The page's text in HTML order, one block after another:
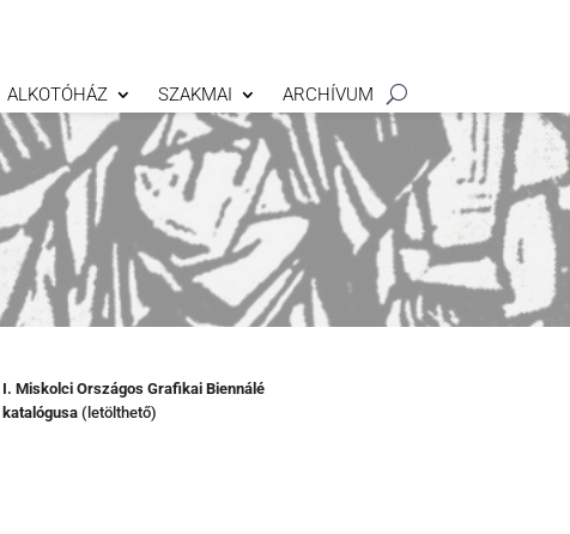
ALKOTÓHÁZ SZAKMAI ARCHÍVUM
I. Miskolci Országos Grafikai Biennálé
katalógusa (letölthető)